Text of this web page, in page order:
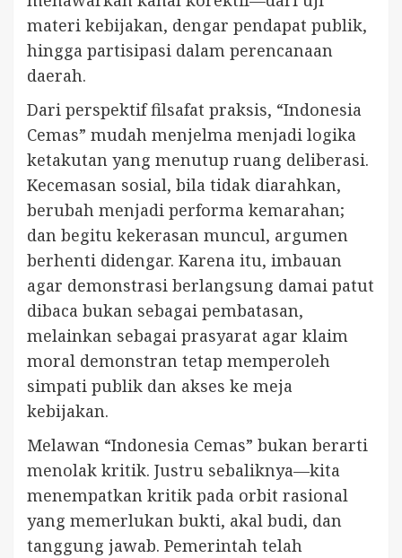
materi kebijakan, dengar pendapat publik,
hingga partisipasi dalam perencanaan
daerah.
Dari perspektif filsafat praksis, “Indonesia
Cemas” mudah menjelma menjadi logika
ketakutan yang menutup ruang deliberasi.
Kecemasan sosial, bila tidak diarahkan,
berubah menjadi performa kemarahan;
dan begitu kekerasan muncul, argumen
berhenti didengar. Karena itu, imbauan
agar demonstrasi berlangsung damai patut
dibaca bukan sebagai pembatasan,
melainkan sebagai prasyarat agar klaim
moral demonstran tetap memperoleh
simpati publik dan akses ke meja
kebijakan.
Melawan “Indonesia Cemas” bukan berarti
menolak kritik. Justru sebaliknya—kita
menempatkan kritik pada orbit rasional
yang memerlukan bukti, akal budi, dan
tanggung jawab. Pemerintah telah